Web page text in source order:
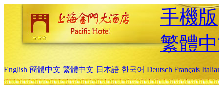
手機版
繁體
English 簡體中文 繁體中文 日本語 한국어 Deutsch Français